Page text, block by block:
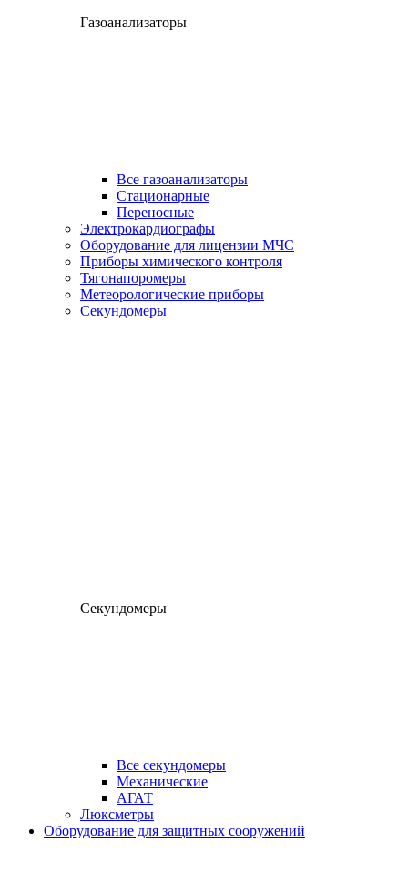
Газоанализаторы
Все газоанализаторы
Cтационарные
Переносные
Электрокардиографы
Оборудование для лицензии МЧС
Приборы химического контроля
Тягонапоромеры
Метеорологические приборы
Секундомеры
Секундомеры
Все секундомеры
Механические
АГАТ
Люксметры
Оборудование для защитных сооружений